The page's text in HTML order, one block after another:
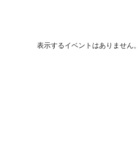
表示するイベントはありません。